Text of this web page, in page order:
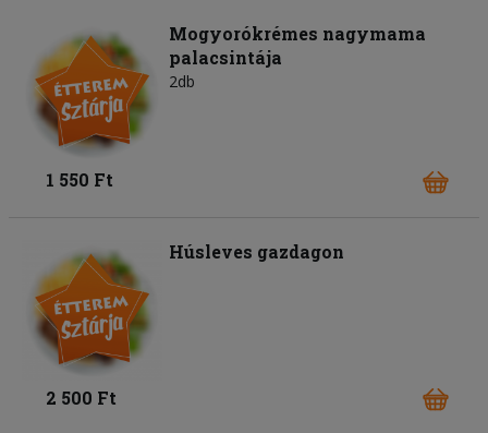
Mogyorókrémes nagymama
palacsintája
2db
1 550 Ft
Húsleves gazdagon
2 500 Ft